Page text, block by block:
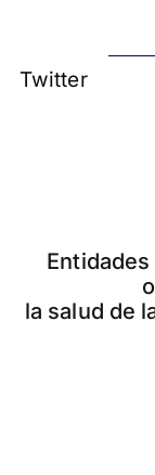
Twitter
la salud de